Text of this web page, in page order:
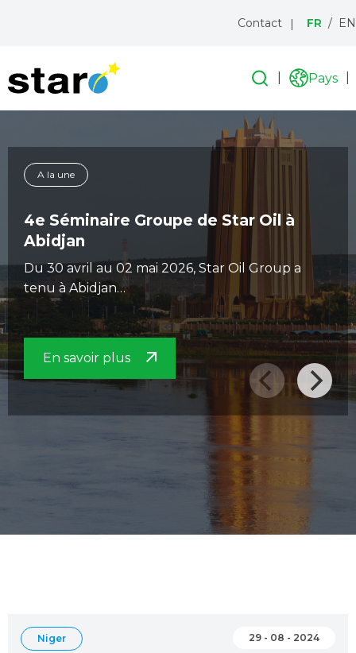
principal
Menu
Contact FR EN
Liste
des
Pays
Recherche
A la une
4e Séminaire Groupe de Star Oil à
Abidjan
Du 30 avril au 02 mai 2026, Star Oil Group a
tenu à Abidjan…
En savoir plus
Niger 29 - 08 - 2024